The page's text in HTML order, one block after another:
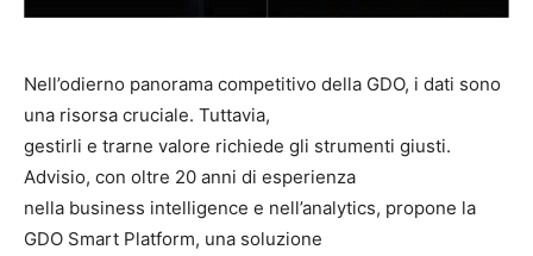
Nell’odierno panorama competitivo della GDO, i dati sono
una risorsa cruciale. Tuttavia,
gestirli e trarne valore richiede gli strumenti giusti.
Advisio, con oltre 20 anni di esperienza
nella business intelligence e nell’analytics, propone la
GDO Smart Platform, una soluzione